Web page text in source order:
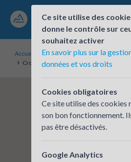
Accueil
Établissements inscrits
Croix-Rouge Compétence ARA- Site de
Ce site utilise des
donne le contrôle sur
souhaitez activer
En savoir plus sur la
données et vos droits
Cookies obligatoires
Ce site utilise des cookies
son bon fonctionnement.
pas être désactivés.
Google Analytics